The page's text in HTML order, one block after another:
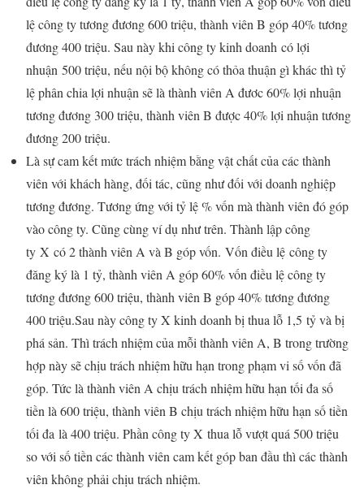
lệ công ty tương đương 600 triệu, thành viên B góp 40% tương
đương 400 triệu. Sau này khi công ty kinh doanh có lợi
nhuận 500 triệu, nếu nội bộ không có thỏa thuận gì khác thì tỷ
lệ phân chia lợi nhuận sẽ là thành viên A đươc 60% lợi nhuận
tương đương 300 triệu, thành viên B được 40% lợi nhuận tương
đương 200 triệu.
Là sự cam kết mức trách nhiệm bằng vật chất của các thành
viên với khách hàng, đối tác, cũng như đối với doanh nghiệp
tương đương. Tương ứng với tỷ lệ % vốn mà thành viên đó góp
vào công ty. Cũng cùng ví dụ như trên. Thành lập công
ty X có 2 thành viên A và B góp vốn. Vốn điều lệ công ty
đăng ký là 1 tỷ, thành viên A góp 60% vốn điều lệ công ty
tương đương 600 triệu, thành viên B góp 40% tương đương
400 triệu.Sau này công ty X kinh doanh bị thua lỗ 1,5 tỷ và bị
phá sản. Thì trách nhiệm của mỗi thành viên A, B trong trường
hợp này sẽ chịu trách nhiệm hữu hạn trong phạm vi số vốn đã
góp. Tức là thành viên A chịu trách nhiệm hữu hạn tối đa số
tiền là 600 triệu, thành viên B chịu trách nhiệm hữu hạn số tiền
tối đa là 400 triệu. Phần công ty X thua lỗ vượt quá 500 triệu
so với số tiền các thành viên cam kết góp ban đầu thì các thành
viên không phải chịu trách nhiệm.